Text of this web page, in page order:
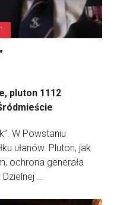
pluton 1112
W Powstaniu
ułanów. Pluton, jak
ochrona generała
...